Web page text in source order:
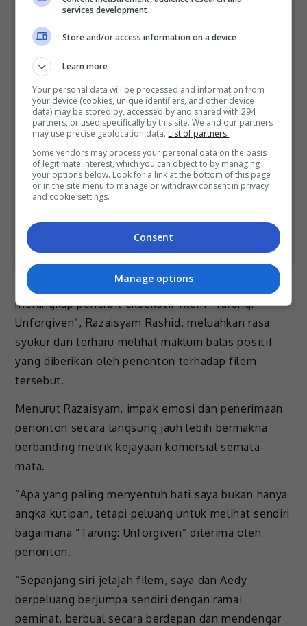
View this post on Instagram
A post shared by Alpha47 Films (@alpha47.films)
Dalam pada itu, pengarah dan penulis skrip
merangkap penerbit eksekutif filem “Tarung:
Unforgiven”, Razaisyam Rashid, meluahkan rasa
syukur dan terharu melihat maklum balas positif
yang diberikan oleh penonton terhadap filem
tersebut.
Menurut Razaisyam, impak emosi dan penerimaan
penonton secara langsung jauh lebih bermakna
berbanding metrik kejayaan komersial semata-
mata.
“Apa yang paling menyentuh hati saya bukan hanya
angka kutipan, tetapi peluang untuk melihat sendiri
bagaimana “Tarung: Unforgiven” diterima oleh
penonton.
“Sepanjang siri jelajah filem, saya dan Aedy
berpeluang berjumpa sendiri dengan ramai
peminat, berbual secara berdepan dan mendengar
services development
Store and/or access information on a device
Learn more
Your personal data will be processed and information from
your device (cookies, unique identifiers, and other device
data) may be stored by, accessed by and shared with 294
partners, or used specifically by this site. We and our partners
may use precise geolocation data. List of partners.
Some vendors may process your personal data on the basis
of legitimate interest, which you can object to by managing
your options below. Look for a link at the bottom of this page
or in the site menu to manage or withdraw consent in privacy
and cookie settings.
Consent
Manage options